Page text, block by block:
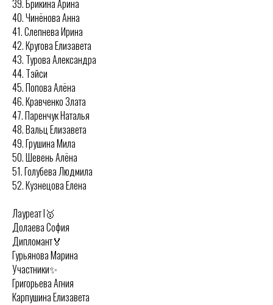
39. Брикина Арина
40. Чинёнова Анна
41. Слепнева Ирина
42. Кругова Елизавета
43. Турова Александра
44. Тэйси
45. Попова Алёна
46. Кравченко Злата
47. Паренчук Наталья
48. Вальц Елизавета
49. Грушина Мила
50. Шевень Алёна
51. Голубева Людмила
52. Кузнецова Елена
Лауреат I🥇
Долаева София
Дипломант🏅
Гурьянова Марина
Участники✨
Григорьева Агния
Карпушина Елизавета